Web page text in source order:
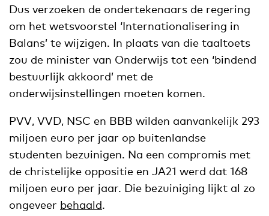
Dus verzoeken de ondertekenaars de regering
om het wetsvoorstel ‘Internationalisering in
Balans’ te wijzigen. In plaats van die taaltoets
zou de minister van Onderwijs tot een ‘bindend
bestuurlijk akkoord’ met de
onderwijsinstellingen moeten komen.
PVV, VVD, NSC en BBB wilden aanvankelijk 293
miljoen euro per jaar op buitenlandse
studenten bezuinigen. Na een compromis met
de christelijke oppositie en JA21 werd dat 168
miljoen euro per jaar. Die bezuiniging lijkt al zo
ongeveer behaald.